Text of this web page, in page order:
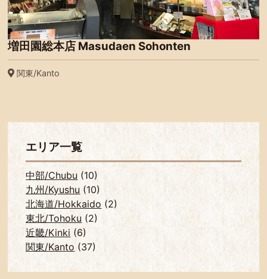
増田園総本店 Masudaen Sohonten
関東/Kanto
エリア一覧
中部/Chubu (10)
九州/Kyushu (10)
北海道/Hokkaido (2)
東北/Tohoku (2)
近畿/Kinki (6)
関東/Kanto (37)